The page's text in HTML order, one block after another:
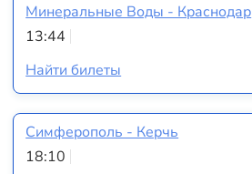
Минеральные Воды - Краснодар
13:44
Найти билеты
Симферополь - Керчь
18:10